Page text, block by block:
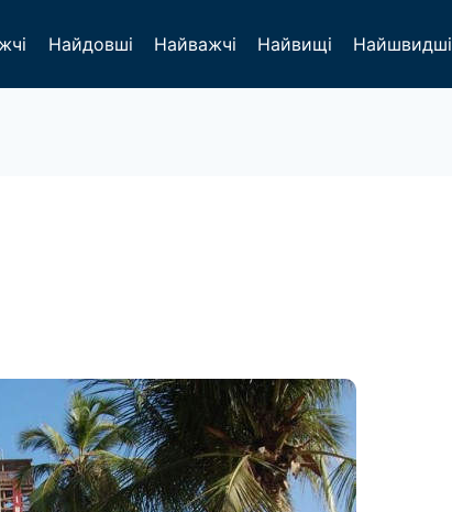
Найдовші Найважчі Найвищі Найшвидші